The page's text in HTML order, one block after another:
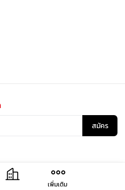
สมัคร
เพิ่มเติม